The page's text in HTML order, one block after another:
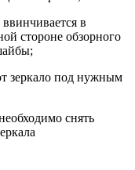
в
стороне обзорного
зеркало под нужным
снять